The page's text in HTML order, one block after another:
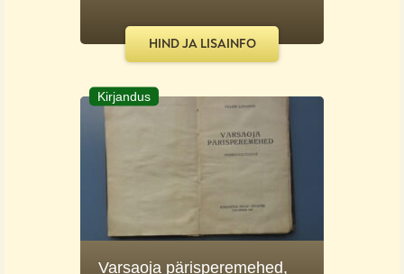
HIND JA LISAINFO
Kirjandus
Varsaoja pärisperemehed,